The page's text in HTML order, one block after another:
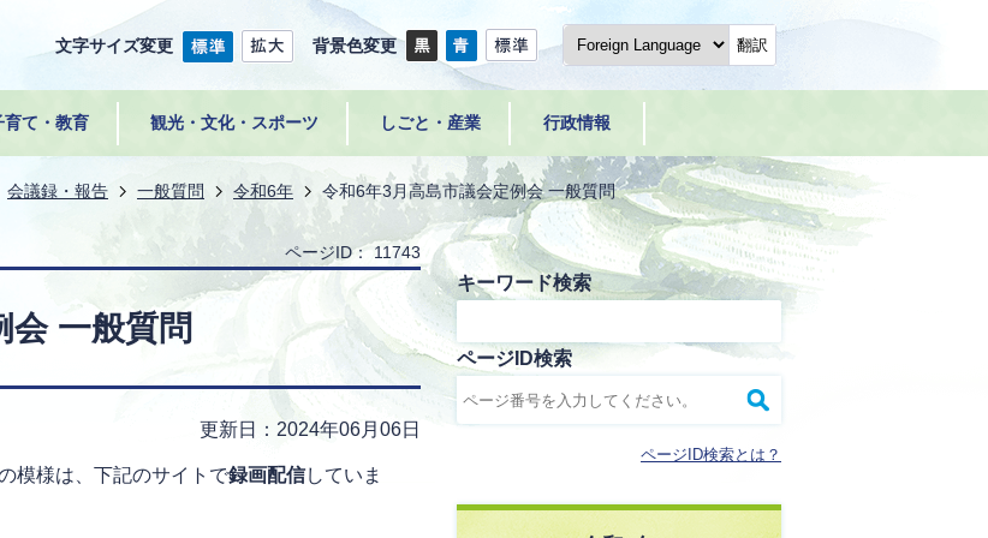
文字サイズ変更 背景色変更 翻訳
育て・教育 観光・文化・スポーツ しごと・産業 行政情報
会議録・報告 一般質問 令和6年 令和6年3月高島市議会定例会 一般質問
ページID： 11743
会 一般質問
更新日：2024年06月06日
模様は、下記のサイトで録画配信していま
キーワード検索
ページID検索
ページID検索とは？